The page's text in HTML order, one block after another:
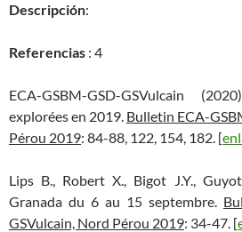
Descripción:
Referencias : 4
ECA-GSBM-GSD-GSVulcain
explorées en 2019. Bulletin ECA-
Pérou 2019: 84-88, 122, 154, 182. [
Lips B., Robert X., Bigot J.Y.,
Granada du 6 au 15 septembre.
GSVulcain, Nord Pérou 2019: 34-47. [